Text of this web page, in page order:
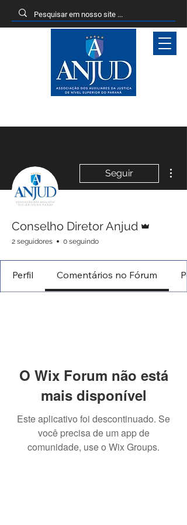
Seguir
Conselho Diretor Anjud
2 seguidores 0 seguindo
Perfil Comentários no Fórum
O Wix Forum não está
mais disponível
Este aplicativo foi descontinuado. Se
você precisa de um app de
comunidade, use o Wix Groups.